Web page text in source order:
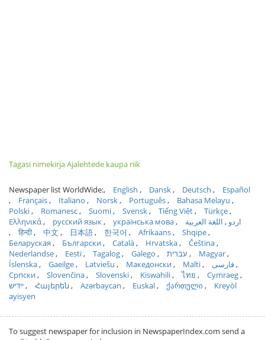
Tagasi nimekirja Ajalehtede kaupa riik
Newspaper list WorldWide: English Dansk Deutsch
Español
Français
Italiano Norsk Português
Bahasa Melayu
Polski
Romanesc Suomi Svensk Tiếng Việt
Türkçe
Ελληνικά
русский язык українська мова اردو
اللغة العربية
हिन्दी
中文 日本語 한국어 Afrikaans
Shqipe
Беларуская
Български Català Hrvatska
Čeština
Nederlandse
Eesti Tagalog Galego עברית
Magyar
Íslenska
Gaeilge Latviešu Македонски Malti
فارسی
Српски
Slovenčina Slovenski Kiswahili ไทย
Cymraeg
ייִדיש
Հայերեն Azərbaycan Euskal ქართული
Kreyòl
ayisyen
To suggest newspaper for inclusion in NewspaperIndex.com send a